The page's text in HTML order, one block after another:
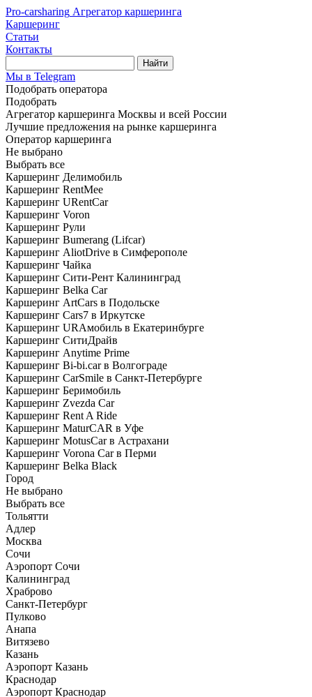
Pro-carsharing Агрегатор каршеринга
Каршеринг
Статьи
Контакты
Найти
Мы в Telegram
Подобрать оператора
Подобрать
Агрегатор каршеринга Москвы и всей России
Лучшие предложения на рынке каршеринга
Оператор каршеринга
Не выбрано
Выбрать все
Каршеринг Делимобиль
Каршеринг RentMee
Каршеринг URentCar
Каршеринг Voron
Каршеринг Рули
Каршеринг Bumerang (Lifcar)
Каршеринг AliotDrive в Симферополе
Каршеринг Чайка
Каршеринг Сити-Рент Калининград
Каршеринг Belka Car
Каршеринг ArtCars в Подольске
Каршеринг Cars7 в Иркутске
Каршеринг URAмобиль в Екатеринбурге
Каршеринг СитиДрайв
Каршеринг Anytime Prime
Каршеринг Bi-bi.car в Волгограде
Каршеринг CarSmile в Санкт-Петербурге
Каршеринг Беримобиль
Каршеринг Zvezda Car
Каршеринг Rent A Ride
Каршеринг MaturCAR в Уфе
Каршеринг MotusCar в Астрахани
Каршеринг Vorona Car в Перми
Каршеринг Belka Black
Город
Не выбрано
Выбрать все
Тольятти
Адлер
Москва
Сочи
Аэропорт Сочи
Калининград
Храброво
Санкт-Петербург
Пулково
Анапа
Витязево
Казань
Аэропорт Казань
Краснодар
Аэропорт Краснодар